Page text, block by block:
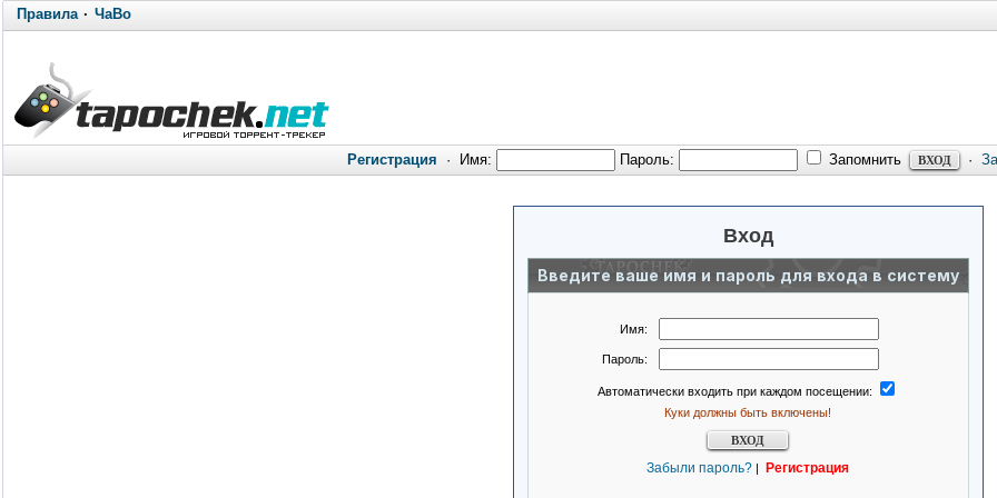
Правила· ЧаВо
Регистрация · Имя: Пароль: Запомнить ·
Вход
Введите ваше имя и пароль для входа в систему
Имя:
Пароль:
Автоматически входить при каждом посещении:
Куки должны быть включены!
Забыли пароль? | Регистрация